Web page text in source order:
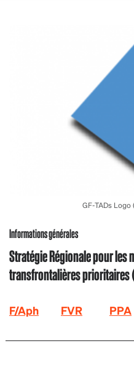
GF-TADs
Informations générales
Stratégie Régionale pour les
transfrontalières prioritaires
F/Aph FVR PPA